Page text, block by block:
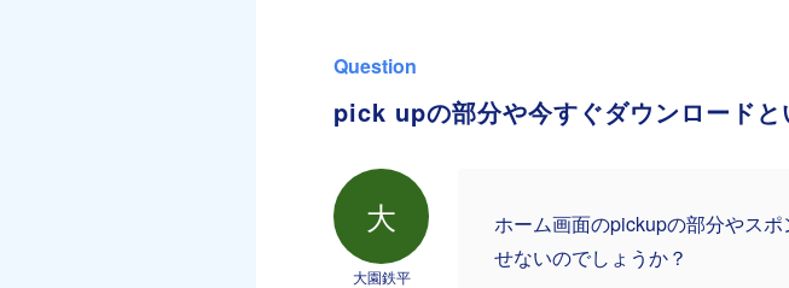
Question
pick upの部分や今すぐダウンロードと
大
大園鉄平
ホーム画面のpickupの部分やス
せないのでしょうか？